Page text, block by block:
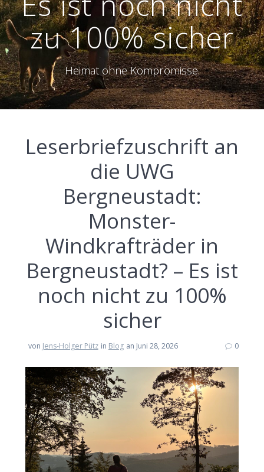
zu 100% sicher
Heimat ohne Kompromisse.
Leserbriefzuschrift an
die UWG
Bergneustadt:
Monster-
Windkrafträder in
Bergneustadt? – Es ist
noch nicht zu 100%
sicher
von Jens-Holger Pütz in Blog an Juni 28, 2026 0